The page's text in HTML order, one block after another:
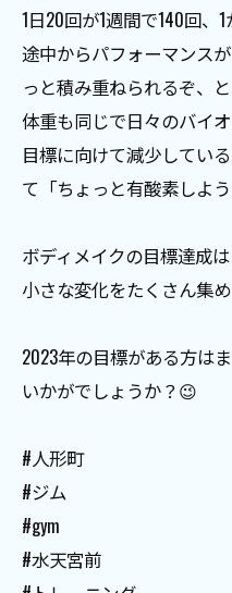
1日20回が1週間で140回、1
途中からパフォーマンス
っと積み重ねられるぞ、と
体重も同じで日々のバイ
目標に向けて減少してい
て「ちょっと有酸素しよ
ボディメイクの目標達成は
小さな変化をたくさん集め
2023年の目標がある方は
いかがでしょうか？😉
#人形町
#ジム
#gym
#水天宮前